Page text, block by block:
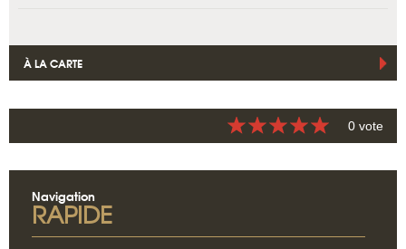
À LA CARTE
0 vote
Navigation
RAPIDE